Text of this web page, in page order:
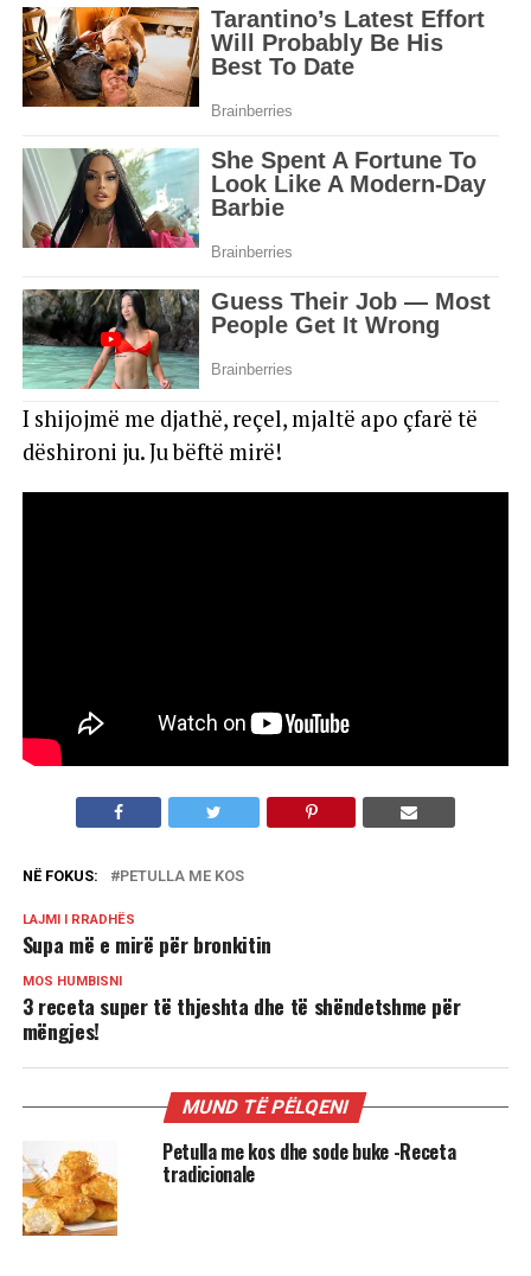
I shijojmë me djathë, reçel, mjaltë apo çfarë të
dëshironi ju. Ju bëftë mirë!
NË FOKUS: PETULLA ME KOS
LAJMI I RRADHËS
Supa më e mirë për bronkitin
MOS HUMBISNI
3 receta super të thjeshta dhe të shëndetshme për
mëngjes!
MUND TË PËLQENI
Petulla me kos dhe sode buke -Receta
tradicionale